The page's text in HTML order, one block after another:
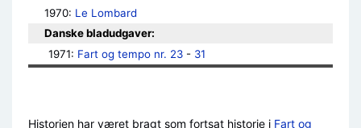
1970: Le Lombard
Danske bladudgaver:
1971: Fart og tempo nr. 23 - 31
Historien har været bragt som fortsat historie i Fart og